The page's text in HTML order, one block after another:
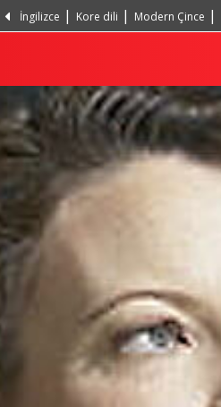
İngilizce Kore dili Modern Çince